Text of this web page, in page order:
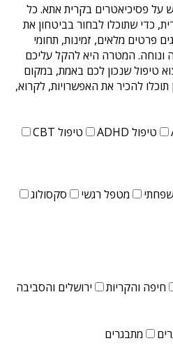
על פסיכיאטרים בקרית אתא. כל
כדי שתוכלו לבחור בביטחון את
פרטים מלאים, זמינות, תחומי
ונוחה. המטרה היא להקל עליכם
טיפול שנכון לכם באמת, במקום
להכיר את האפשרויות, לקרוא,
טיפול ADHD
טיפול CBT
מטפל רגשי
סקסולוג
חיפה והקריות ירושלים והסביבה
מתבגרים